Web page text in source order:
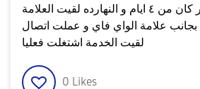
تحديث شهر فبراير كان من ٤ ايام و النهارده لقيت العلامة
علامة الواي فاي و عملت اتصال
لقيت الخدمة اشتغلت فعليا
0 Likes